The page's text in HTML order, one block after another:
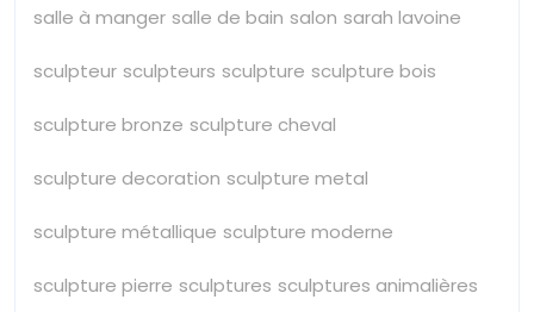
salle à manger salle de bain salon sarah lavoine
sculpteur sculpteurs sculpture sculpture bois
sculpture bronze sculpture cheval
sculpture decoration sculpture metal
sculpture métallique sculpture moderne
sculpture pierre sculptures sculptures animalières